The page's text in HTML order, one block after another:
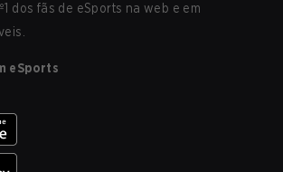
dos fãs de eSports na web e em
eSports